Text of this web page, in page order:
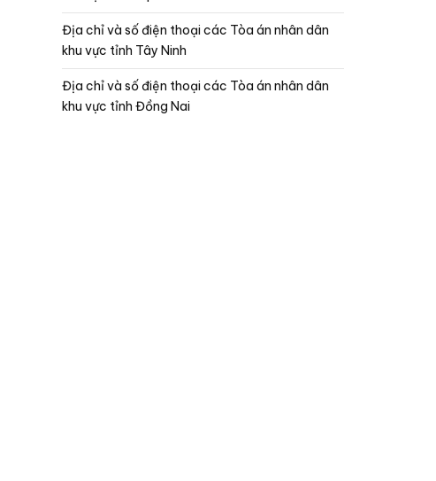
Địa chỉ và số điện thoại các Tòa án nhân dân
khu vực tỉnh Tây Ninh
Địa chỉ và số điện thoại các Tòa án nhân dân
khu vực tỉnh Đồng Nai